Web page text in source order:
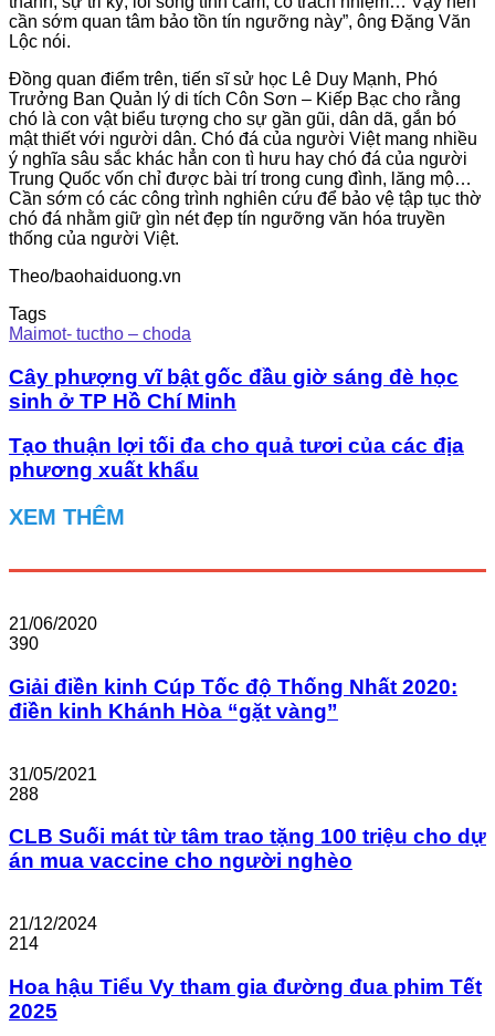
cần sớm quan tâm bảo tồn tín ngưỡng này”, ông Đặng Văn
Lộc nói.
Đồng quan điểm trên, tiến sĩ sử học Lê Duy Mạnh, Phó
Trưởng Ban Quản lý di tích Côn Sơn – Kiếp Bạc cho rằng
chó là con vật biểu tượng cho sự gần gũi, dân dã, gắn bó
mật thiết với người dân. Chó đá của người Việt mang nhiều
ý nghĩa sâu sắc khác hẳn con tì hưu hay chó đá của người
Trung Quốc vốn chỉ được bài trí trong cung đình, lăng mộ…
Cần sớm có các công trình nghiên cứu để bảo vệ tập tục thờ
chó đá nhằm giữ gìn nét đẹp tín ngưỡng văn hóa truyền
thống của người Việt.
Theo/baohaiduong.vn
Tags
Maimot- tuctho – choda
Cây phượng vĩ bật gốc đầu giờ sáng đè học
sinh ở TP Hồ Chí Minh
Tạo thuận lợi tối đa cho quả tươi của các địa
phương xuất khẩu
XEM THÊM
21/06/2020
390
Giải điền kinh Cúp Tốc độ Thống Nhất 2020:
điền kinh Khánh Hòa “gặt vàng”
31/05/2021
288
CLB Suối mát từ tâm trao tặng 100 triệu cho dự
án mua vaccine cho người nghèo
21/12/2024
214
Hoa hậu Tiểu Vy tham gia đường đua phim Tết
2025